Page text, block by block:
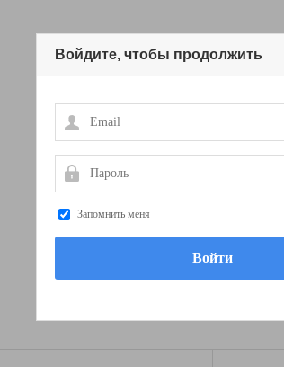
Войдите, чтобы продолжить
Email
Пароль
Запомнить меня